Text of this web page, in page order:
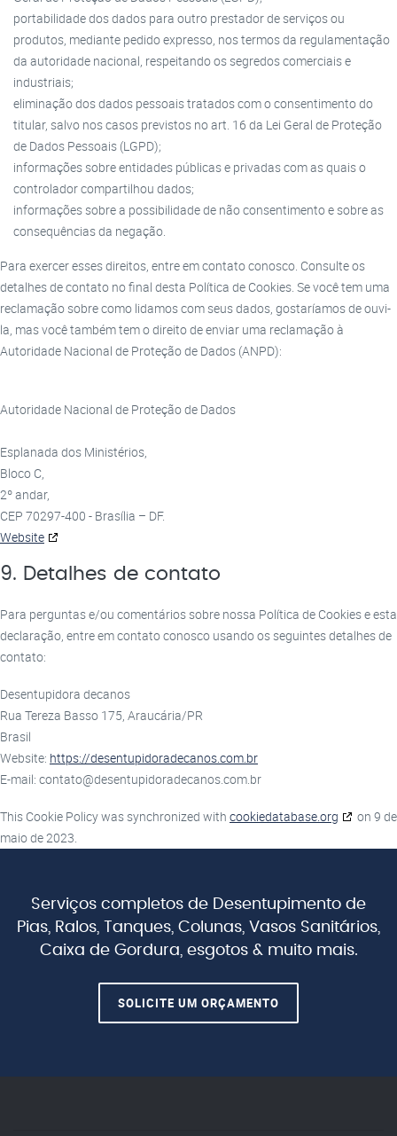
portabilidade dos dados para outro prestador de serviços ou
produtos, mediante pedido expresso, nos termos da regulamentação
da autoridade nacional, respeitando os segredos comerciais e
industriais;
eliminação dos dados pessoais tratados com o consentimento do
titular, salvo nos casos previstos no art. 16 da Lei Geral de Proteção
de Dados Pessoais (LGPD);
informações sobre entidades públicas e privadas com as quais o
controlador compartilhou dados;
informações sobre a possibilidade de não consentimento e sobre as
consequências da negação.
Para exercer esses direitos, entre em contato conosco. Consulte os
detalhes de contato no final desta Política de Cookies. Se você tem uma
reclamação sobre como lidamos com seus dados, gostaríamos de ouvi-
la, mas você também tem o direito de enviar uma reclamação à
Autoridade Nacional de Proteção de Dados (ANPD):
Autoridade Nacional de Proteção de Dados
Esplanada dos Ministérios,
Bloco C,
2º andar,
CEP 70297-400 - Brasília – DF.
Website
9. Detalhes de contato
Para perguntas e/ou comentários sobre nossa Política de Cookies e esta
declaração, entre em contato conosco usando os seguintes detalhes de
contato:
Desentupidora decanos
Rua Tereza Basso 175, Araucária/PR
Brasil
Website: https://desentupidoradecanos.com.br
E-mail: rb.moc.sonacedarodiputnesed@otatnoc
This Cookie Policy was synchronized with cookiedatabase.org
on 9 de
maio de 2023.
Serviços completos de Desentupimento de
Pias, Ralos, Tanques, Colunas, Vasos Sanitários,
Caixa de Gordura, esgotos & muito mais.
SOLICITE UM ORÇAMENTO